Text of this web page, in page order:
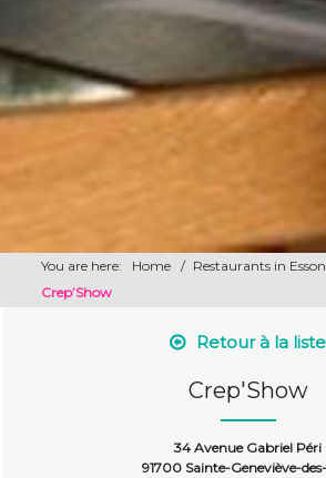
You are here: Home / Restaurants in
Crep’Show
Retour à la liste
Crep'Show
34 Avenue Gabriel Péri
91700 Sainte-Geneviève-